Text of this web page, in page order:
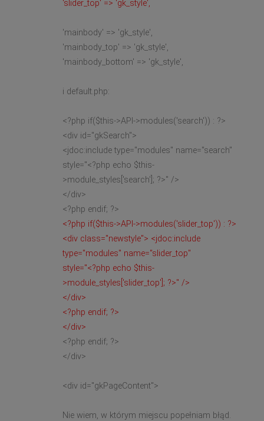
'slider_top' => 'gk_style',
'mainbody' => 'gk_style',
'mainbody_top' => 'gk_style',
'mainbody_bottom' => 'gk_style',
i default.php:
<?php if($this->API->modules('search')) : ?>
<div id="gkSearch">
<jdoc:include type="modules" name="search"
style="<?php echo $this-
>module_styles['search']; ?>" />
</div>
<?php endif; ?>
<?php if($this->API->modules('slider_top')) : ?>
<div class="newstyle"> <jdoc:include
type="modules" name="slider_top"
style="<?php echo $this-
>module_styles['slider_top']; ?>" />
</div>
<?php endif; ?>
</div>
<?php endif; ?>
</div>
<div id="gkPageContent">
Nie wiem, w którym miejscu popełniam błąd.